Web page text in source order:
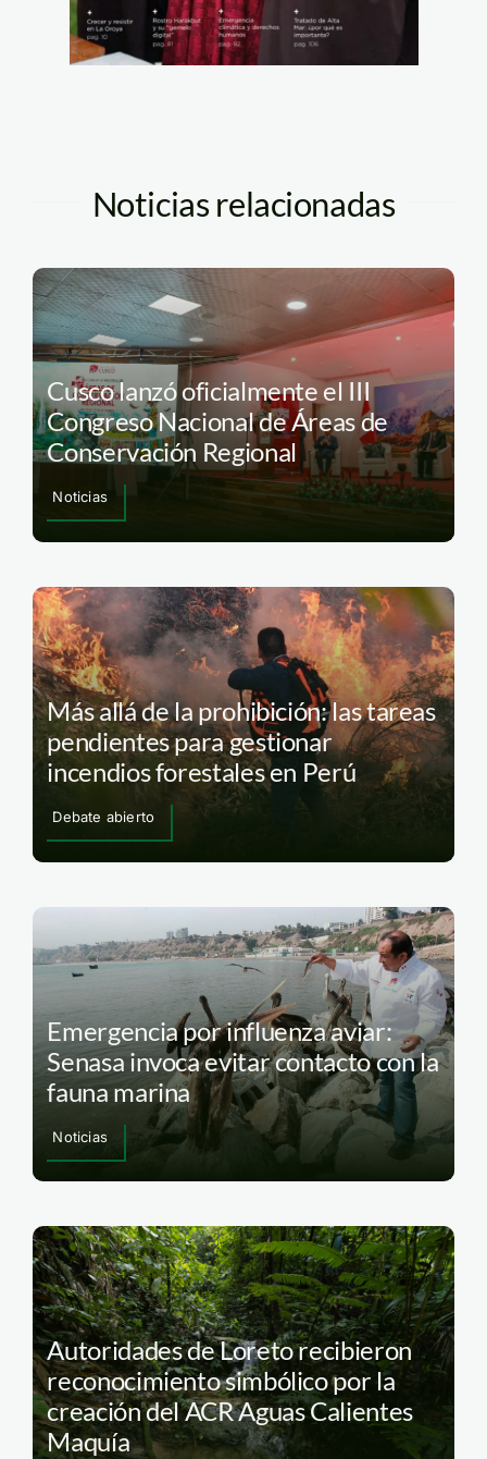
Noticias relacionadas
Cusco lanzó oficialmente el III
Congreso Nacional de Áreas de
Conservación Regional
Noticias
Más allá de la prohibición: las tareas
pendientes para gestionar
incendios forestales en Perú
Debate abierto
Emergencia por influenza aviar:
Senasa invoca evitar contacto con la
fauna marina
Noticias
Autoridades de Loreto recibieron
reconocimiento simbólico por la
creación del ACR Aguas Calientes
Maquía